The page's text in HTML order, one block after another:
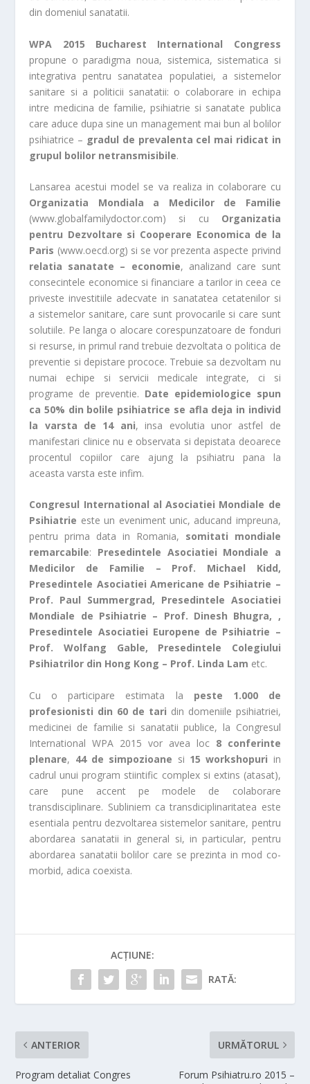
din domeniul sanatatii.
WPA 2015 Bucharest International Congress
propune o paradigma noua, sistemica, sistematica si
integrativa pentru sanatatea populatiei, a sistemelor
sanitare si a politicii sanatatii: o colaborare in echipa
intre medicina de familie, psihiatrie si sanatate publica
care aduce dupa sine un management mai bun al bolilor
psihiatrice – gradul de prevalenta cel mai ridicat in
grupul bolilor netransmisibile.
Lansarea acestui model se va realiza in colaborare cu
Organizatia Mondiala a Medicilor de Familie
(www.globalfamilydoctor.com) si cu Organizatia
pentru Dezvoltare si Cooperare Economica de la
Paris (www.oecd.org) si se vor prezenta aspecte privind
relatia sanatate – economie, analizand care sunt
consecintele economice si financiare a tarilor in ceea ce
priveste investitiile adecvate in sanatatea cetatenilor si
a sistemelor sanitare, care sunt provocarile si care sunt
solutiile. Pe langa o alocare corespunzatoare de fonduri
si resurse, in primul rand trebuie dezvoltata o politica de
preventie si depistare prococe. Trebuie sa dezvoltam nu
numai echipe si servicii medicale integrate, ci si
programe de preventie. Date epidemiologice spun
ca 50% din bolile psihiatrice se afla deja in individ
la varsta de 14 ani, insa evolutia unor astfel de
manifestari clinice nu e observata si depistata deoarece
procentul copiilor care ajung la psihiatru pana la
aceasta varsta este infim.
Congresul International al Asociatiei Mondiale de
Psihiatrie este un eveniment unic, aducand impreuna,
pentru prima data in Romania, somitati mondiale
remarcabile: Presedintele Asociatiei Mondiale a
Medicilor de Familie – Prof. Michael Kidd,
Presedintele Asociatiei Americane de Psihiatrie –
Prof. Paul Summergrad, Presedintele Asociatiei
Mondiale de Psihiatrie – Prof. Dinesh Bhugra, ,
Presedintele Asociatiei Europene de Psihiatrie –
Prof. Wolfang Gable, Presedintele Colegiului
Psihiatrilor din Hong Kong – Prof. Linda Lam etc.
Cu o participare estimata la peste 1.000 de
profesionisti din 60 de tari din domeniile psihiatriei,
medicinei de familie si sanatatii publice, la Congresul
International WPA 2015 vor avea loc 8 conferinte
plenare, 44 de simpozioane si 15 workshopuri in
cadrul unui program stiintific complex si extins (atasat),
care pune accent pe modele de colaborare
transdisciplinare. Subliniem ca transdiciplinaritatea este
esentiala pentru dezvoltarea sistemelor sanitare, pentru
abordarea sanatatii in general si, in particular, pentru
abordarea sanatatii bolilor care se prezinta in mod co-
morbid, adica coexista.
ACȚIUNE:
RATĂ:
ANTERIOR
Program detaliat Congres
URMĂTORUL
Forum Psihiatru.ro 2015 –